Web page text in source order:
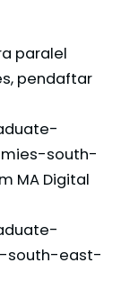
paralel
pendaftar
south-
MA Digital
south-east-